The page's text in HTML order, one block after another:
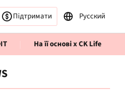
Підтримати Русский
На її основі x CK Life